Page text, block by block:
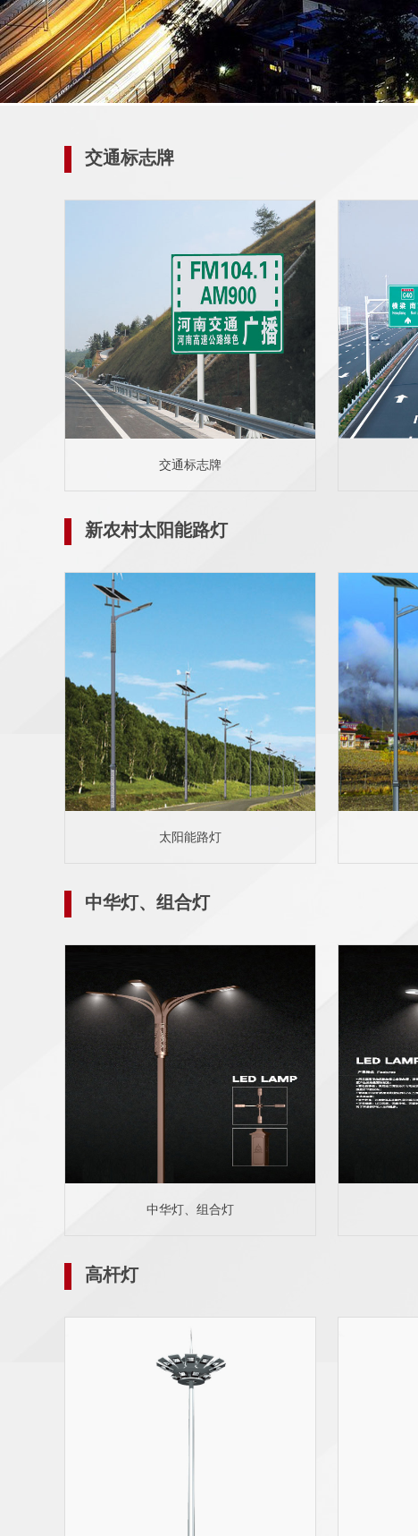
交通标志牌
交通标志牌
新农村太阳能路灯
太阳能路灯
中华灯、组合灯
中华灯、组合灯
高杆灯